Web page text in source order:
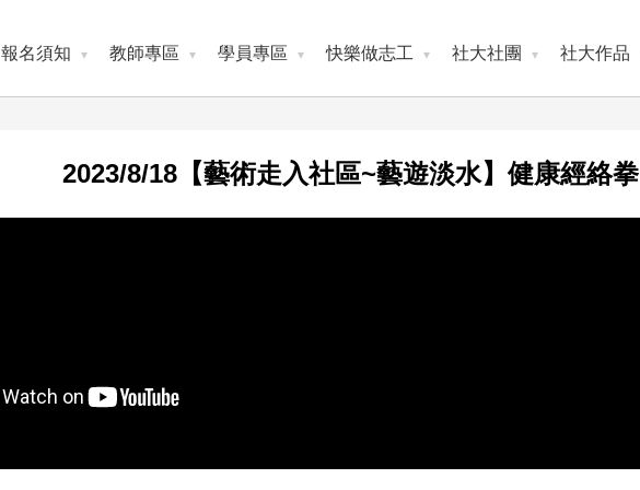
報名須知 教師專區 學員專區 快樂做志工 社大社團 社大作品
2023/8/18【藝術走入社區~藝遊淡水】健康經絡拳